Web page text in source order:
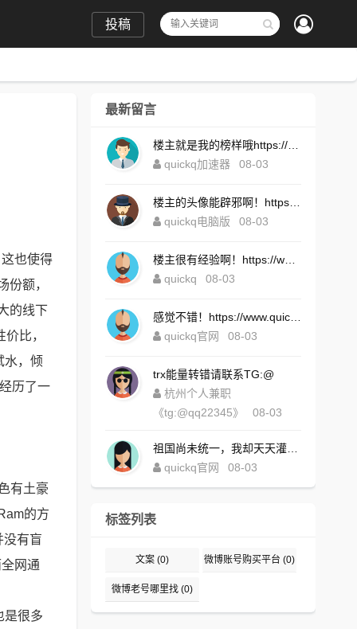
投稿
也使得
份额，
的线下
比，
水，倾
历了一
有土豪
的方
没有盲
网通
是很多
最新留言
quickq加速器
08-03
quickq电脑版
08-03
quickq
08-03
quickq官网
08-03
trx能量转错请联系TG:@
杭州个人兼职
《tg:@qq22345》
08-03
quickq官网
08-03
标签列表
文案 (0) 微博账号购买平台 (0)
微博老号哪里找 (0)